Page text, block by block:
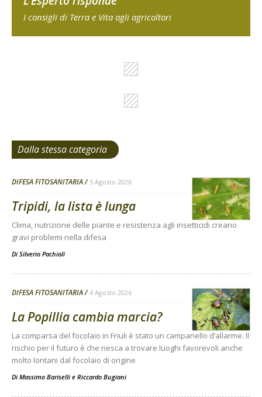
I consigli di Terra e Vita agli agricoltori
Dalla stessa categoria
DIFESA FITOSANITARIA 5 Agosto 2026
Tripidi, la lista è lunga
Clima, nutrizione delle piante e resistenza agli insetticidi creano
gravi problemi nella difesa
Di Silverio Pachioli
DIFESA FITOSANITARIA 4 Agosto 2026
La Popillia cambia marcia?
La comparsa del focolaio in Friuli è stato un campanello d’allarme. Il
rischio per il futuro è che riesca a trovare luoghi favorevoli anche
molto lontani dal focolaio di origine
Di Massimo Bariselli e Riccardo Bugiani